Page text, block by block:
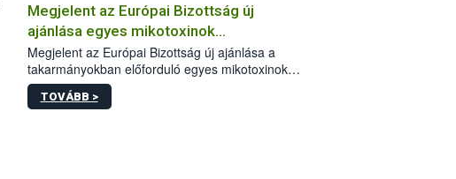
Megjelent az Európai Bizottság új
ajánlása egyes mikotoxinok
takarmányokban való jelenlétéről
Megjelent az Európai Bizottság új ajánlása a
takarmányokban előforduló egyes mikotoxinokkal
kapcsolatban. A dokumentum 2027-től új
irányértékek alkalmazását írja elő, és a jelenleg
TOVÁBB >